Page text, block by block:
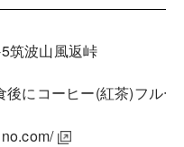
筑波山風返峠
にコーヒー(紅茶)フルー